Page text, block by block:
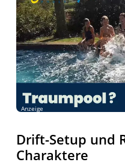
Anzeige
Drift-Setup und
Charaktere